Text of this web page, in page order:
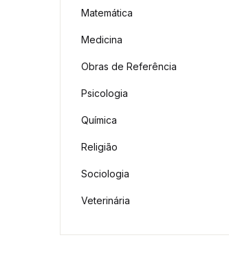
Matemática
Medicina
Obras de Referência
Psicologia
Química
Religião
Sociologia
Veterinária